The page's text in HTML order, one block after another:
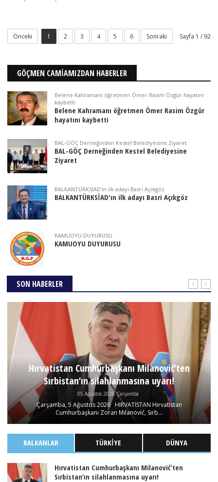
Önceki 1 2 3 4 5 6 Sonraki Sayfa 1 / 92
GÖÇMEN CAMİAMIZDAN HABERLER
Belene Kahramanı öğretmen Ömer Rasim Özgür hayatını
kaybetti
Belene Kahramanı öğretmen Ömer Rasim Özgür
hayatını kaybetti
BAL-GÖÇ Derneğinden Kestel Belediyesine Ziyaret
BAL-GÖÇ Derneğinden Kestel Belediyesine
Ziyaret
BALKANTÜRKSİAD'ın ilk adayı Basri Açıkgöz
BALKANTÜRKSİAD'ın ilk adayı Basri Açıkgöz
KAMUOYU DUYURUSU
KAMUOYU DUYURUSU
SON HABERLER
Hırvatistan Cumhurbaşkanı Milanović’ten
Sırbistan’ın silahlanmasına uyarı!
05 Ağustos 2026 Çarşamba
Çarşamba, 5 Ağustos 2026 HIRVATİSTAN Hırvatistan
Cumhurbaşkanı Zoran Milanović, Sırb...
BALKANLAR TÜRKIYE DÜNYA
Hırvatistan Cumhurbaşkanı Milanović’ten
Sırbistan’ın silahlanmasına uyarı!